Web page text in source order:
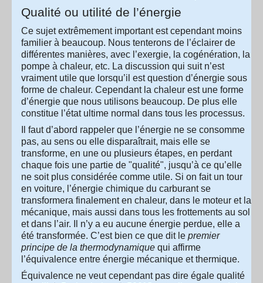
Qualité ou utilité de l’énergie
Ce sujet extrêmement important est cependant moins
familier à beaucoup. Nous tenterons de l’éclairer de
différentes manières, avec l’exergie, la cogénération, la
pompe à chaleur, etc. La discussion qui suit n’est
vraiment utile que lorsqu’il est question d’énergie sous
forme de chaleur. Cependant la chaleur est une forme
d’énergie que nous utilisons beaucoup. De plus elle
constitue l’état ultime normal dans tous les processus.
Il faut d’abord rappeler que l’énergie ne se consomme
pas, au sens ou elle disparaîtrait, mais elle se
transforme, en une ou plusieurs étapes, en perdant
chaque fois une partie de "qualité", jusqu’à ce qu’elle
ne soit plus considérée comme utile. Si on fait un tour
en voiture, l’énergie chimique du carburant se
transformera finalement en chaleur, dans le moteur et la
mécanique, mais aussi dans tous les frottements au sol
et dans l’air. Il n’y a eu aucune énergie perdue, elle a
été transformée. C’est bien ce que dit le premier
principe de la thermodynamique qui affirme
l’équivalence entre énergie mécanique et thermique.
Équivalence ne veut cependant pas dire égale qualité